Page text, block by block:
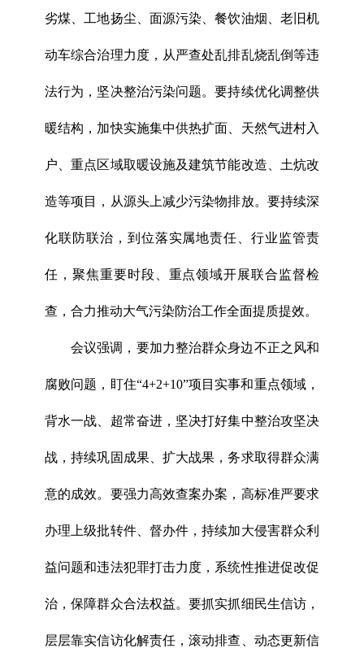
劣煤、工地扬尘、面源污染、餐饮油烟、老旧机
动车综合治理力度，从严查处乱排乱烧乱倒等违
法行为，坚决整治污染问题。要持续优化调整供
暖结构，加快实施集中供热扩面、天然气进村入
户、重点区域取暖设施及建筑节能改造、土炕改
造等项目，从源头上减少污染物排放。要持续深
化联防联治，到位落实属地责任、行业监管责
任，聚焦重要时段、重点领域开展联合监督检
查，合力推动大气污染防治工作全面提质提效。
会议强调，要加力整治群众身边不正之风和
腐败问题，盯住“4+2+10”项目实事和重点领域，
背水一战、超常奋进，坚决打好集中整治攻坚决
战，持续巩固成果、扩大战果，务求取得群众满
意的成效。要强力高效查案办案，高标准严要求
办理上级批转件、督办件，持续加大侵害群众利
益问题和违法犯罪打击力度，系统性推进促改促
治，保障群众合法权益。要抓实抓细民生信访，
层层靠实信访化解责任，滚动排查、动态更新信